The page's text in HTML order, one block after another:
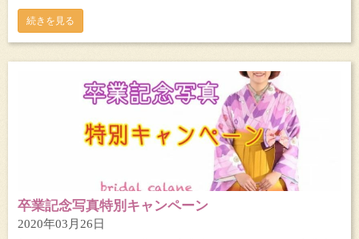
続きを見る
卒業記念写真特別キャンペーン
2020年03月26日